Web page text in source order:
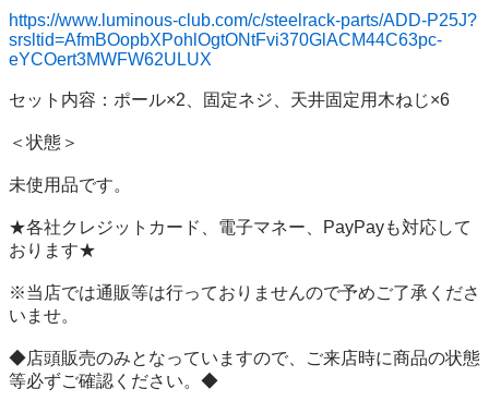
https://www.luminous-club.com/c/steelrack-parts/ADD-P25J?
srsltid=AfmBOopbXPohlOgtONtFvi370GlACM44C63pc-
eYCOert3MWFW62ULUX
セット内容：ポール×2、固定ネジ、天井固定用木ねじ×6
＜状態＞
未使用品です。
★各社クレジットカード、電子マネー、PayPayも対応して
おります★
※当店では通販等は行っておりませんので予めご了承くださ
いませ。
◆店頭販売のみとなっていますので、ご来店時に商品の状態
等必ずご確認ください。◆